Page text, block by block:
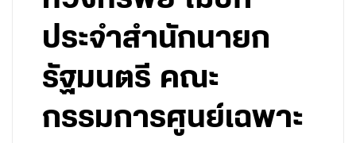
ประจำสำนักนายก
รัฐมนตรี คณะ
กรรมการศูนย์เฉพาะ